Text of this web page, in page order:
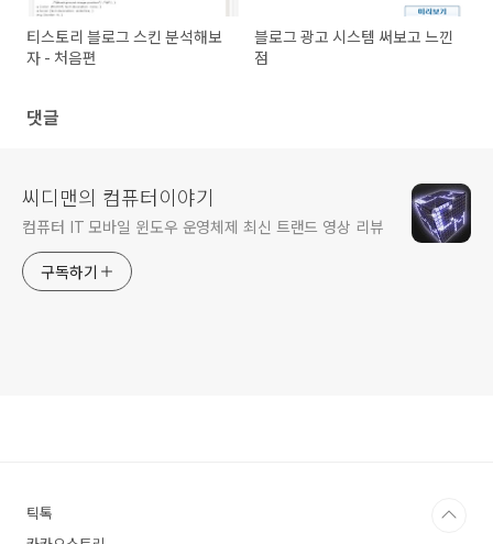
티스토리 블로그 스킨 분석해보
자 - 처음편
블로그 광고 시스템 써보고 느낀
점
댓글
씨디맨의 컴퓨터이야기
컴퓨터 IT 모바일 윈도우 운영체제 최신 트랜드 영상 리뷰
구독하기
틱톡